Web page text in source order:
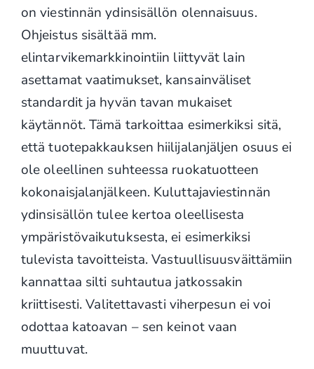
on viestinnän ydinsisällön olennaisuus.
Ohjeistus sisältää mm.
elintarvikemarkkinointiin liittyvät lain
asettamat vaatimukset, kansainväliset
standardit ja hyvän tavan mukaiset
käytännöt. Tämä tarkoittaa esimerkiksi sitä,
että tuotepakkauksen hiilijalanjäljen osuus ei
ole oleellinen suhteessa ruokatuotteen
kokonaisjalanjälkeen. Kuluttajaviestinnän
ydinsisällön tulee kertoa oleellisesta
ympäristövaikutuksesta, ei esimerkiksi
tulevista tavoitteista. Vastuullisuusväittämiin
kannattaa silti suhtautua jatkossakin
kriittisesti. Valitettavasti viherpesun ei voi
odottaa katoavan – sen keinot vaan
muuttuvat.